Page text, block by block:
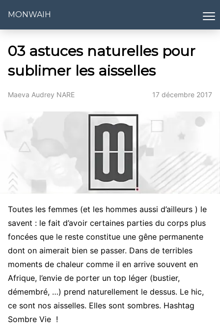
MONWAIH
03 astuces naturelles pour
sublimer les aisselles
Maeva Audrey NARE 17 décembre 2017
Toutes les femmes (et les hommes aussi d’ailleurs ) le
savent : le fait d’avoir certaines parties du corps plus
foncées que le reste constitue une gêne permanente
dont on aimerait bien se passer. Dans de terribles
moments de chaleur comme il en arrive souvent en
Afrique, l’envie de porter un top léger (bustier,
démembré, …) prend naturellement le dessus. Le hic,
ce sont nos aisselles. Elles sont sombres. Hashtag
Sombre Vie !